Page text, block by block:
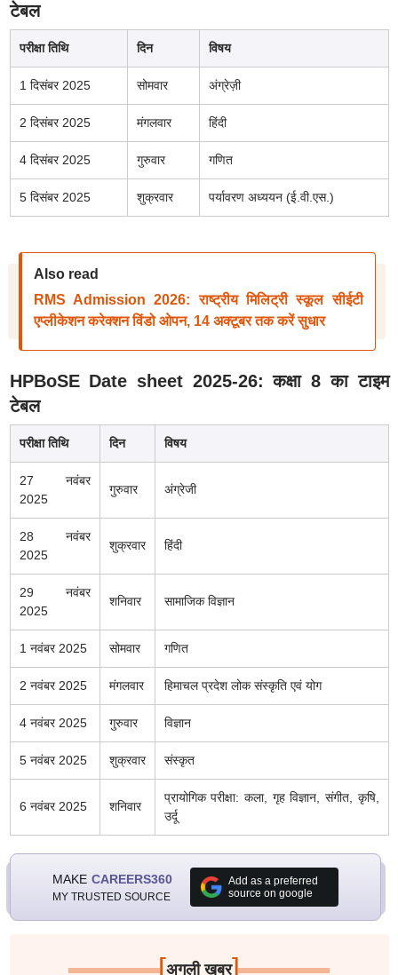
टेबल
परीक्षा तिथि दिन विषय
1 दिसंबर 2025 सोमवार अंग्रेज़ी
2 दिसंबर 2025 मंगलवार हिंदी
4 दिसंबर 2025 गुरुवार गणित
5 दिसंबर 2025 शुक्रवार पर्यावरण अध्ययन (ई.वी.एस.)
Also read
RMS Admission 2026: राष्ट्रीय मिलिट्री स्कूल सीईटी
एप्लीकेशन करेक्शन विंडो ओपन, 14 अक्टूबर तक करें सुधार
HPBoSE Date sheet 2025-26: कक्षा 8 का टाइम
टेबल
परीक्षा तिथि दिन विषय
27 नवंबर
2025
गुरुवार अंग्रेजी
28 नवंबर
2025
शुक्रवार हिंदी
29 नवंबर
2025
शनिवार सामाजिक विज्ञान
1 नवंबर 2025 सोमवार गणित
2 नवंबर 2025 मंगलवार हिमाचल प्रदेश लोक संस्कृति एवं योग
4 नवंबर 2025 गुरुवार विज्ञान
5 नवंबर 2025 शुक्रवार संस्कृत
6 नवंबर 2025 शनिवार
प्रायोगिक परीक्षा: कला, गृह विज्ञान, संगीत, कृषि,
उर्दू
MAKE CAREERS360
MY TRUSTED SOURCE
Add as a preferred
source on google
[अगली खबर]